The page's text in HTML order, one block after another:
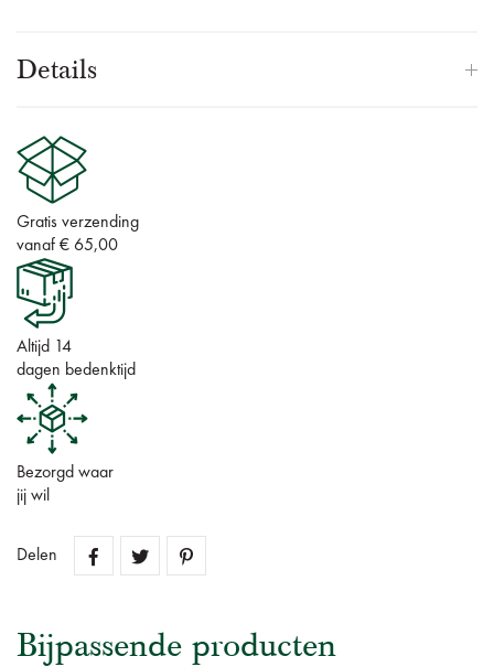
Details
Gratis verzending
vanaf € 65,00
Altijd 14
dagen bedenktijd
Bezorgd waar
jij wil
Delen
Bijpassende producten